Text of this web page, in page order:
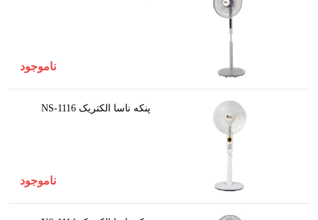
ناموجود
پنکه ناسا الکتریک NS-1116
ناموجود